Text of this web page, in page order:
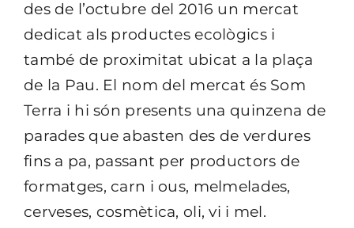
des de l’octubre del 2016 un mercat
dedicat als productes ecològics i
també de proximitat ubicat a la plaça
de la Pau. El nom del mercat és Som
Terra i hi són presents una quinzena de
parades que abasten des de verdures
fins a pa, passant per productors de
formatges, carn i ous, melmelades,
cerveses, cosmètica, oli, vi i mel.